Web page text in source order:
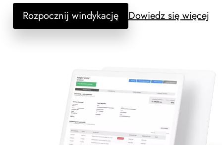
Rozpocznij windykację Dowiedz się więcej